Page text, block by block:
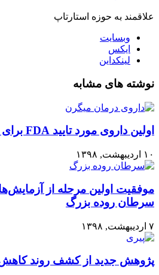
علاقمند به حوزه استارتاپ
وبسایت
ایکس
لینکداین
نوشته های مشابه
اولین داروی مورد تایید FDA برای درمان میگرن
۱۰ اردیبهشت, ۱۳۹۸
موفقیت اولین مرحله از
سرطان روده بزرگ
۷ اردیبهشت, ۱۳۹۸
پژوهش جدید از کشف روند